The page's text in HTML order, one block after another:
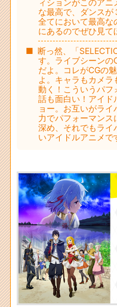
ィションがこのア
な最高で、ダンスが
全てにおいて最高
にあるのでぜひ見て
断っ然、「
す。ライブシーンの
だよ。コレがCGの
よ。キャラもカメラ
動く！こういうパフ
話も面白い！アイド
ョー。お互いがラ
力でパフォーマンス
深め、それでもライ
いアイドルアニメで